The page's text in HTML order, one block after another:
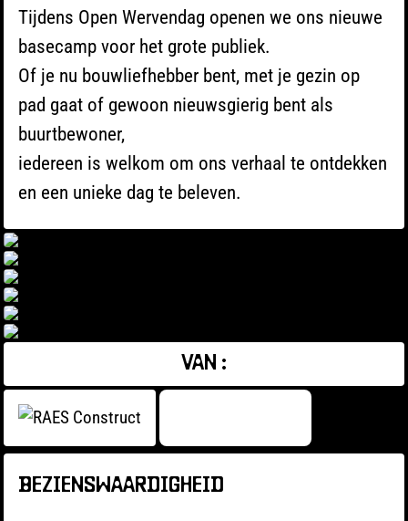
Tijdens Open Wervendag openen we ons nieuwe
basecamp voor het grote publiek.
Of je nu bouwliefhebber bent, met je gezin op
pad gaat of gewoon nieuwsgierig bent als
buurtbewoner,
iedereen is welkom om ons verhaal te ontdekken
en een unieke dag te beleven.
VAN :
BEZIENSWAARDIGHEID